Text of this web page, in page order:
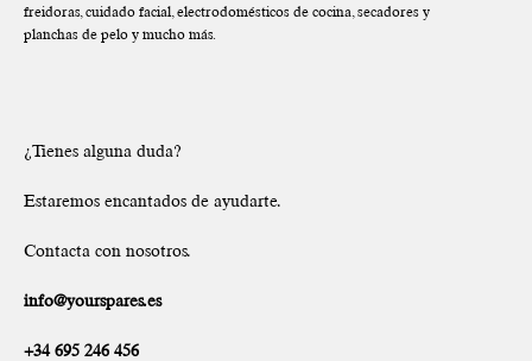
freidoras, cuidado facial, electrodomésticos de cocina, secadores y
planchas de pelo y mucho más.
¿Tienes alguna duda?
Estaremos encantados de ayudarte.
Contacta con nosotros.
info@yourspares.es
+34 695 246 456